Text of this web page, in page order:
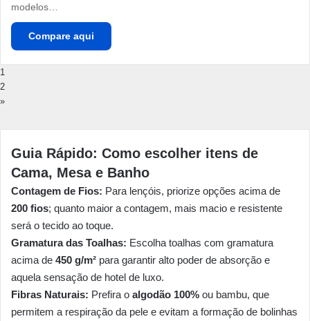
modelos…
Compare aqui
1
2
»
Guia Rápido: Como escolher itens de
Cama, Mesa e Banho
Contagem de Fios: Para lençóis, priorize opções acima de
200 fios; quanto maior a contagem, mais macio e resistente
será o tecido ao toque.
Gramatura das Toalhas: Escolha toalhas com gramatura
acima de 450 g/m² para garantir alto poder de absorção e
aquela sensação de hotel de luxo.
Fibras Naturais: Prefira o algodão 100% ou bambu, que
permitem a respiração da pele e evitam a formação de bolinhas